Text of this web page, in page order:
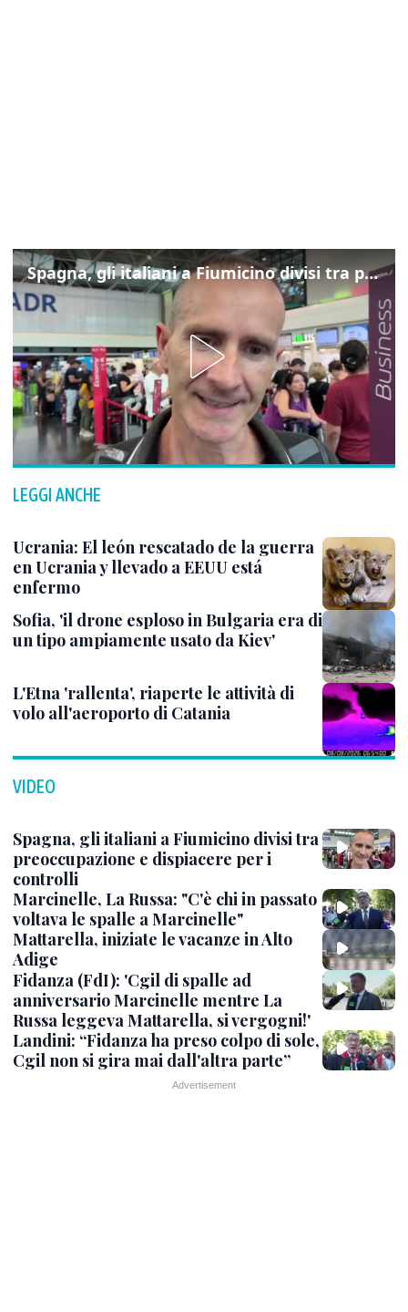
Spagna, gli italiani a Fiumicino divisi tra preoccupazione e dispiacere per i controlli
LEGGI ANCHE
Ucrania: El león rescatado de la guerra
en Ucrania y llevado a EEUU está
enfermo
Sofia, 'il drone esploso in Bulgaria era di
un tipo ampiamente usato da Kiev'
L'Etna 'rallenta', riaperte le attività di
volo all'aeroporto di Catania
VIDEO
Spagna, gli italiani a Fiumicino divisi tra
preoccupazione e dispiacere per i
controlli
Marcinelle, La Russa: "C'è chi in passato
voltava le spalle a Marcinelle"
Mattarella, iniziate le vacanze in Alto
Adige
Fidanza (FdI): 'Cgil di spalle ad
anniversario Marcinelle mentre La
Russa leggeva Mattarella, si vergogni!'
Landini: “Fidanza ha preso colpo di sole,
Cgil non si gira mai dall'altra parte”